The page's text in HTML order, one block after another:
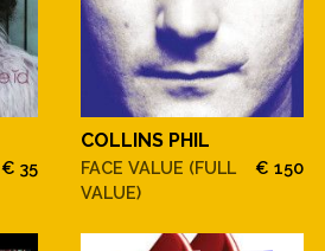
€ 35
COLLINS PHIL
FACE VALUE (FULL
VALUE)
€ 150